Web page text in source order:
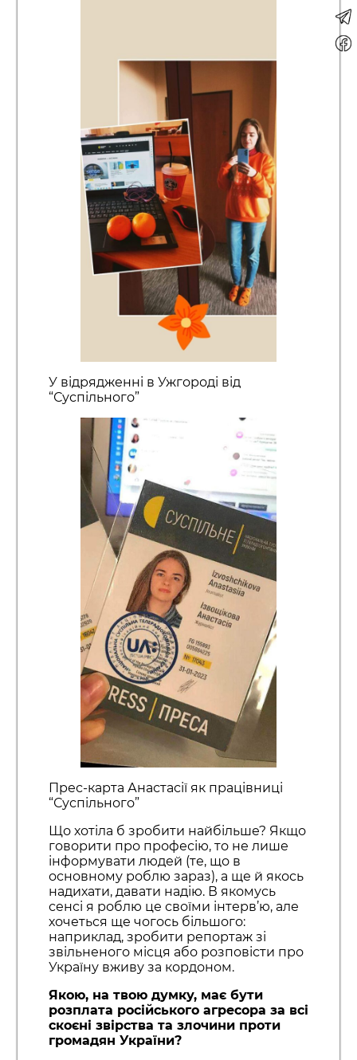
У відрядженні в Ужгороді від
“Суспільного”
Прес-карта Анастасії як працівниці
“Суспільного”
Що хотіла б зробити найбільше? Якщо
говорити про професію, то не лише
інформувати людей (те, що в
основному роблю зараз), а ще й якось
надихати, давати надію. В якомусь
сенсі я роблю це своїми інтерв’ю, але
хочеться ще чогось більшого:
наприклад, зробити репортаж зі
звільненого місця або розповісти про
Україну вживу за кордоном.
Якою, на твою думку, має бути
розплата російського агресора за всі
скоєні звірства та злочини проти
громадян України?